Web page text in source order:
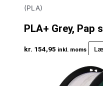
(PLA)
PLA+ Grey, Pap
kr. 154,95 inkl. moms